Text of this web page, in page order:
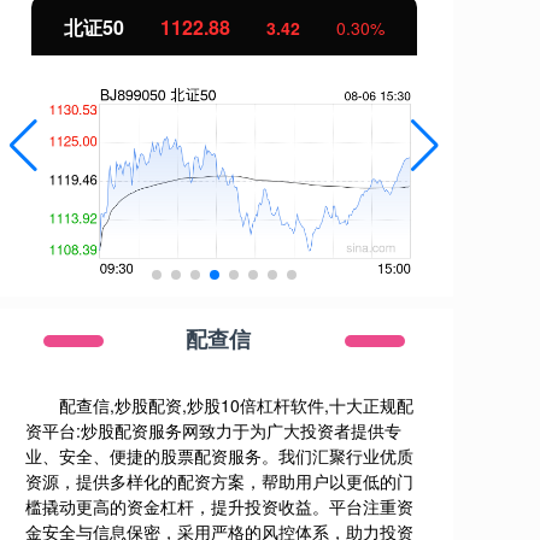
北证50 1122.88 3.42 0.30%
配查信
配查信,炒股配资,炒股10倍杠杆软件,十大正规配
资平台:炒股配资服务网致力于为广大投资者提供专
业、安全、便捷的股票配资服务。我们汇聚行业优质
资源，提供多样化的配资方案，帮助用户以更低的门
槛撬动更高的资金杠杆，提升投资收益。平台注重资
金安全与信息保密，采用严格的风控体系，助力投资